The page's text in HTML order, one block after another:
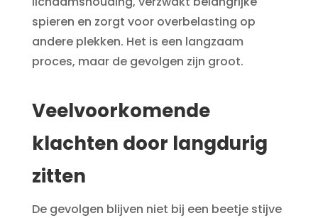
spieren en zorgt voor overbelasting op
andere plekken. Het is een langzaam
proces, maar de gevolgen zijn groot.
Veelvoorkomende
klachten door langdurig
zitten
De gevolgen blijven niet bij een beetje stijve